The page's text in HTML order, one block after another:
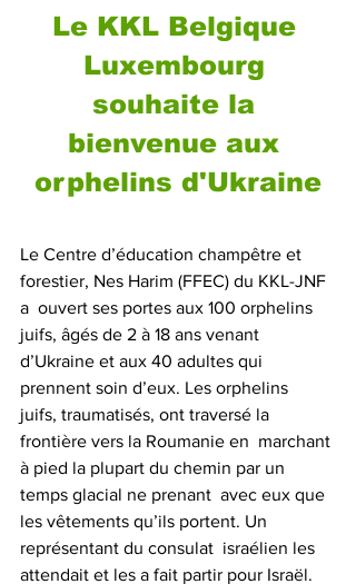
Le KKL Belgique
Luxembourg
souhaite la
bienvenue aux
orphelins d'Ukraine
Le Centre d’éducation champêtre et
forestier, Nes Harim (FFEC) du KKL-JNF
a  ouvert ses portes aux 100 orphelins
juifs, âgés de 2 à 18 ans venant
d’Ukraine et aux 40 adultes qui
prennent soin d’eux. Les orphelins
juifs, traumatisés, ont traversé la
frontière vers la Roumanie en  marchant
à pied la plupart du chemin par un
temps glacial ne prenant  avec eux que
les vêtements qu’ils portent. Un
représentant du consulat  israélien les
attendait et les a fait partir pour Israël.